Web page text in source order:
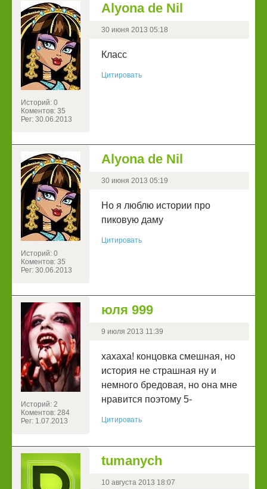
Историй: 0
Коментов: 35
Рег: 30.06.2013
Alyona de Nil
30 июня 2013 05:18
Класс
Цитировать
Историй: 0
Коментов: 35
Рег: 30.06.2013
Alyona de Nil
30 июня 2013 05:19
Но я люблю истории про
пиковую даму
Цитировать
Историй: 2
Коментов: 284
Рег: 1.07.2013
юля 999
9 июля 2013 11:39
хахаха! концовка смешная, но
история не страшная ну и
немного бредовая, но она мне
нравится поэтому 5-
Цитировать
tumanych
10 августа 2013 18:07